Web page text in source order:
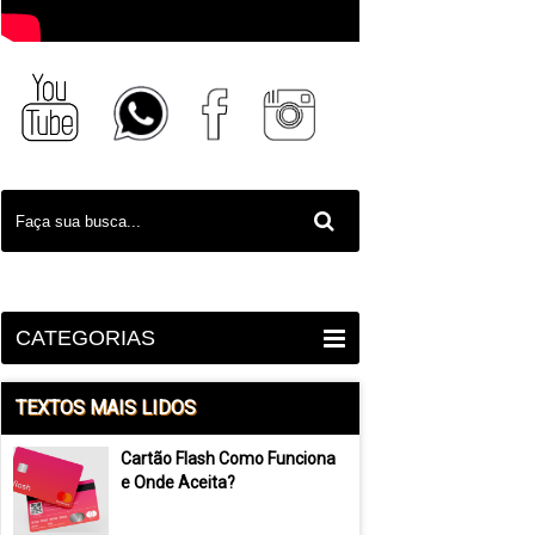
CATEGORIAS
TEXTOS MAIS LIDOS
Cartão Flash Como Funciona
e Onde Aceita?